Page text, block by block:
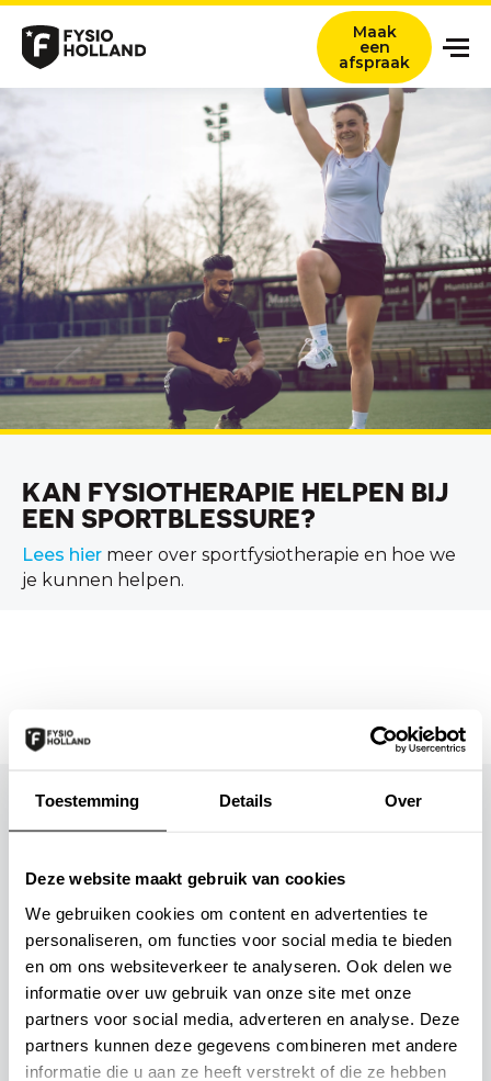
Toestemming Details Over
Deze website maakt gebruik van cookies
We gebruiken cookies om content en advertenties te
personaliseren, om functies voor social media te bieden
en om ons websiteverkeer te analyseren. Ook delen we
informatie over uw gebruik van onze site met onze
partners voor social media, adverteren en analyse. Deze
partners kunnen deze gegevens combineren met andere
informatie die u aan ze heeft verstrekt of die ze hebben
Locaties
Nieuws en ervaringsverhalen
Over ons
Werken bij
Contact
Verwijzers
Maak
een
afspraak
KAN FYSIOTHERAPIE HELPEN BIJ
EEN SPORTBLESSURE?
Lees hier meer over sportfysiotherapie en hoe we
je kunnen helpen.
FysioHolland Servicekantoor
3439 NK Nieuwegein
Ga naar
Contact
Tarieven en vergoedingen
Veelgestelde vragen